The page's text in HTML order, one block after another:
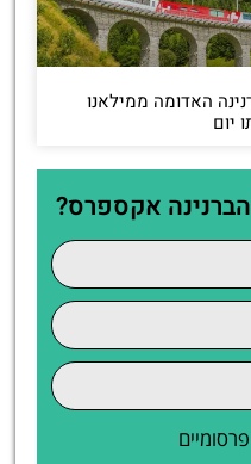
האדומה ממילאנו
יום
אקספרס?